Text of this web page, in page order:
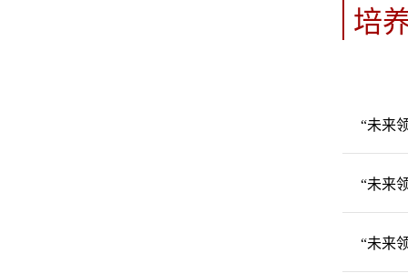
培
“未来
“未来
“未来